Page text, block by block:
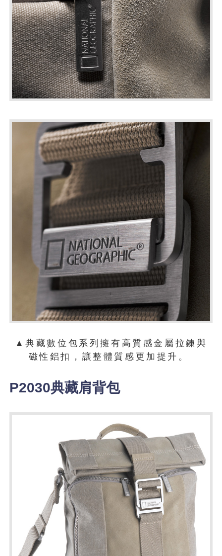
▲典藏數位包系列擁有高質感金屬拉鍊與
磁性鋁扣，讓整體質感更加提升。
P2030典藏肩背包